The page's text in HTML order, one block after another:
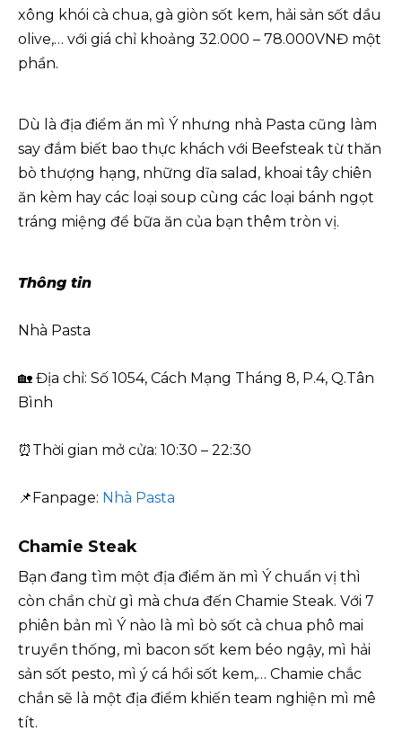
xông khói cà chua, gà giòn sốt kem, hải sản sốt dầu
olive,… với giá chỉ khoảng 32.000 – 78.000VNĐ một
phần.
Dù là địa điểm ăn mì Ý nhưng nhà Pasta cũng làm
say đắm biết bao thực khách với Beefsteak từ thăn
bò thượng hạng, những dĩa salad, khoai tây chiên
ăn kèm hay các loại soup cùng các loại bánh ngọt
tráng miệng để bữa ăn của bạn thêm tròn vị.
Thông tin
Nhà Pasta
🏡 Địa chỉ: Số 1054, Cách Mạng Tháng 8, P.4, Q.Tân
Bình
⏰Thời gian mở cửa: 10:30 – 22:30
📌Fanpage: Nhà Pasta
Chamie Steak
Bạn đang tìm một địa điểm ăn mì Ý chuẩn vị thì
còn chần chừ gì mà chưa đến Chamie Steak. Với 7
phiên bản mì Ý nào là mì bò sốt cà chua phô mai
truyền thống, mì bacon sốt kem béo ngậy, mì hải
sản sốt pesto, mì ý cá hồi sốt kem,… Chamie chắc
chắn sẽ là một địa điểm khiến team nghiện mì mê
tít.